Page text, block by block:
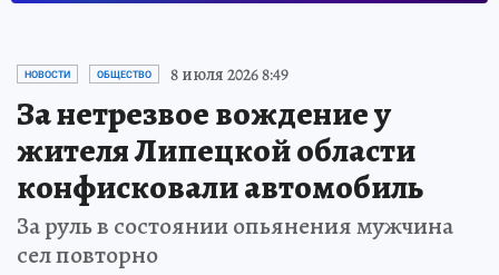
НОВОСТИ ОБЩЕСТВО 8 июля 2026 8:49
За нетрезвое вождение у
жителя Липецкой области
конфисковали автомобиль
За руль в состоянии опьянения мужчина
сел повторно